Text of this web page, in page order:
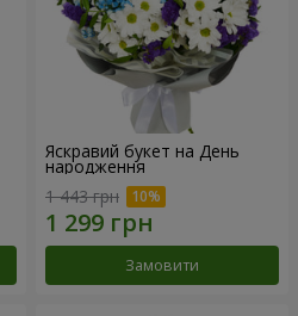
Яскравий букет на День
народження
1 443 грн
Замовити